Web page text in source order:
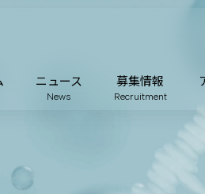
ニュース
News
募集情報
Recruitment